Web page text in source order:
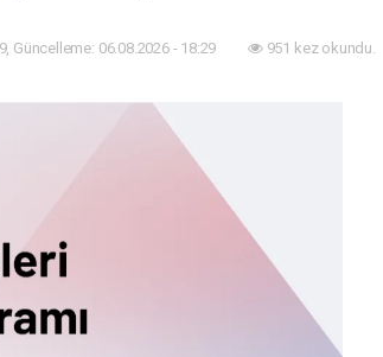
Güncelleme: 06.08.2026 - 18:29 951 kez okundu.